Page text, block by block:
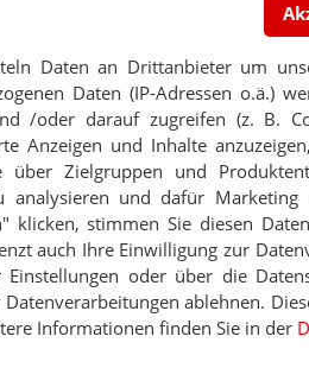
Daten an Drittanbieter um
Daten (IP-Adressen o.ä.)
/oder darauf zugreifen (z. B.
Anzeigen und Inhalte
über Zielgruppen und
analysieren und dafür
klicken, stimmen Sie diesen
auch Ihre Einwilligung zur
Einstellungen oder über die
ablehnen.
Informationen finden Sie in der
des Tages direkt in Ihr Postfach.
Jetzt
abonnieren
Hinweis zum Newsletter & Datenschutz
RHINOSINUSITIS
Nasenpolypose